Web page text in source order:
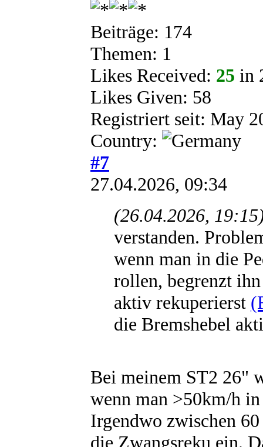
Beiträge: 174
Themen: 1
Likes Received: 25 in
Likes Given: 58
Registriert seit: May
Country:
#7
27.04.2026, 09:34
(26.04.2026,
verstanden.
wenn man in die
rollen, begrenzt
aktiv rekuperierst
die Bremshebel
Bei meinem ST2 26"
wenn man >50km/h
Irgendwo zwischen
die Zwangsreku ein.